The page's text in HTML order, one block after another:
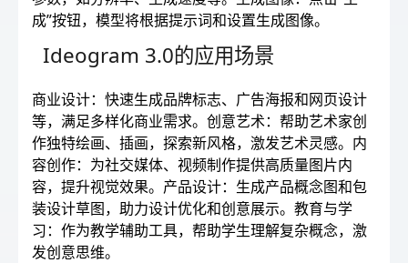
成”按钮，模型将根据提示词和设置生成图像。
Ideogram 3.0的应用场景
商业设计：快速生成品牌标志、广告海报和网页设计
等，满足多样化商业需求。创意艺术：帮助艺术家创
作独特绘画、插画，探索新风格，激发艺术灵感。内
容创作：为社交媒体、视频制作提供高质量图片内
容，提升视觉效果。产品设计：生成产品概念图和包
装设计草图，助力设计优化和创意展示。教育与学
习：作为教学辅助工具，帮助学生理解复杂概念，激
发创意思维。